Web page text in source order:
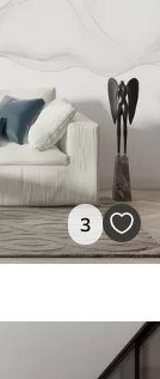
3